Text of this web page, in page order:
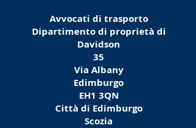
Avvocati di trasporto
Dipartimento di proprietà di
Davidson
35
Via Albany
Edimburgo
EH1 3QN
Città di Edimburgo
Scozia